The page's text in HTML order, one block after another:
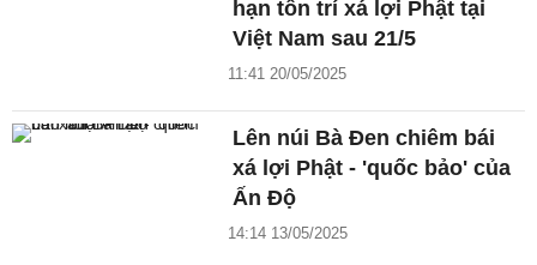
hạn tôn trí xá lợi Phật tại
Việt Nam sau 21/5
11:41 20/05/2025
Lên núi Bà Đen chiêm bái
xá lợi Phật - 'quốc bảo' của
Ấn Độ
14:14 13/05/2025